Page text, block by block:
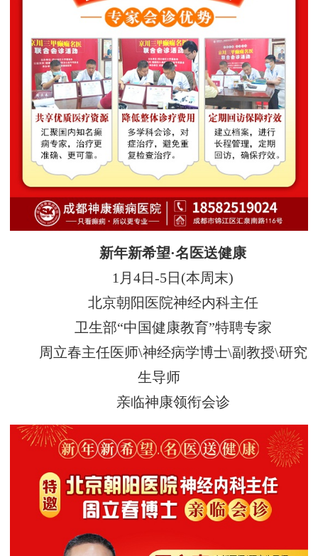
新年新希望·名医送健康
1月4日-5日(本周末)
北京朝阳医院神经内科主任
卫生部“中国健康教育”特聘专家
周立春主任医师\神经病学博士\副教授\研究
生导师
亲临神康领衔会诊